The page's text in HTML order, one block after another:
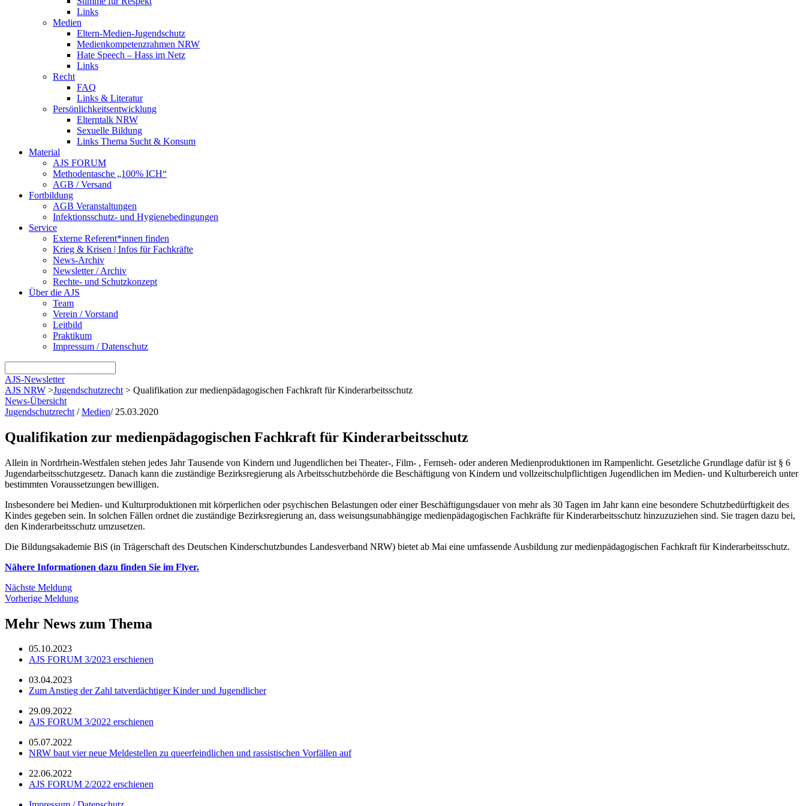
Links
Medien
Eltern-Medien-Jugendschutz
Medienkompetenzrahmen NRW
Hate Speech – Hass im Netz
Links
Recht
FAQ
Links & Literatur
Persönlichkeitsentwicklung
Elterntalk NRW
Sexuelle Bildung
Links Thema Sucht & Konsum
Material
AJS FORUM
Methodentasche „100% ICH“
AGB / Versand
Fortbildung
AGB Veranstaltungen
Infektionsschutz- und Hygienebedingungen
Service
Externe Referent*innen finden
Krieg & Krisen | Infos für Fachkräfte
News-Archiv
Newsletter / Archiv
Rechte- und Schutzkonzept
Über die AJS
Team
Verein / Vorstand
Leitbild
Praktikum
Impressum / Datenschutz
AJS-Newsletter
AJS NRW >Jugendschutzrecht > Qualifikation zur medienpädagogischen Fachkraft für Kinderarbeitsschutz
News-Übersicht
Jugendschutzrecht /Medien/ 25.03.2020
Qualifikation zur medienpädagogischen Fachkraft für Kinderarbeitsschutz
Allein in Nordrhein-Westfalen stehen jedes Jahr Tausende von Kindern und Jugendlichen bei Theater-, Film- , Fernseh- oder anderen Medienproduktionen im Rampenlicht. Gesetzliche Grundlage dafür ist § 6
Jugendarbeitsschutzgesetz. Danach kann die zuständige Bezirksregierung als Arbeitsschutzbehörde die Beschäftigung von Kindern und vollzeitschulpflichtigen Jugendlichen im Medien- und Kulturbereich unter
bestimmten Voraussetzungen bewilligen.
Insbesondere bei Medien- und Kulturproduktionen mit körperlichen oder psychischen Belastungen oder einer Beschäftigungsdauer von mehr als 30 Tagen im Jahr kann eine besondere Schutzbedürftigkeit des
Kindes gegeben sein. In solchen Fällen ordnet die zuständige Bezirksregierung an, dass weisungsunabhängige medienpädagogischen Fachkräfte für Kinderarbeitsschutz hinzuzuziehen sind. Sie tragen dazu bei,
den Kinderarbeitsschutz umzusetzen.
Die Bildungsakademie BiS (in Trägerschaft des Deutschen Kinderschutzbundes Landesverband NRW) bietet ab Mai eine umfassende Ausbildung zur medienpädagogischen Fachkraft für Kinderarbeitsschutz.
Nähere Informationen dazu finden Sie im Flyer.
Nächste Meldung
Vorherige Meldung
Mehr News zum Thema
05.10.2023
AJS FORUM 3/2023 erschienen
03.04.2023
Zum Anstieg der Zahl tatverdächtiger Kinder und Jugendlicher
29.09.2022
AJS FORUM 3/2022 erschienen
05.07.2022
NRW baut vier neue Meldestellen zu queerfeindlichen und rassistischen Vorfällen auf
22.06.2022
AJS FORUM 2/2022 erschienen